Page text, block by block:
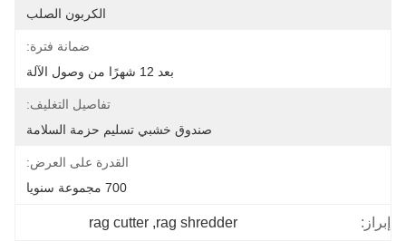
الكربون الصلب
ضمانة فترة:
بعد 12 شهرًا من وصول الآلة
تفاصيل التغليف:
صندوق خشبي تسليم حزمة السلامة
القدرة على العرض:
700 مجموعة سنويا
إبراز: rag shredder
,
rag cutter